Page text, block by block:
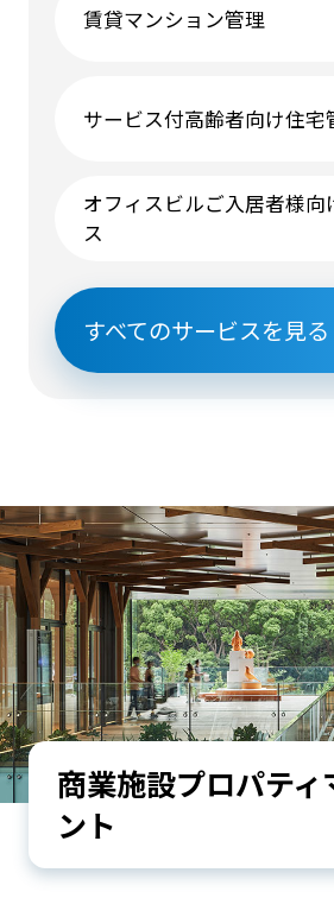
賃貸マンション管理
サービス付高齢者向け住宅
オフィスビルご入居者様向
ス
すべてのサービスを見る
商業施設プロパティ
ント